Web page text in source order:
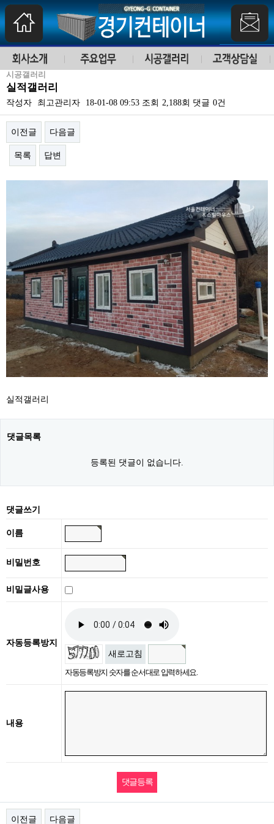
시공갤러리
실적갤러리
작성자 최고관리자 18-01-08 09:53 조회 2,188회 댓글 0건
이전글 다음글
목록 답변
실적갤러리
댓글목록
등록된 댓글이 없습니다.
댓글쓰기
이름
비밀번호
비밀글사용
자동등록방지
새로고침
자동등록방지 숫자를 순서대로 입력하세요.
내용
이전글 다음글